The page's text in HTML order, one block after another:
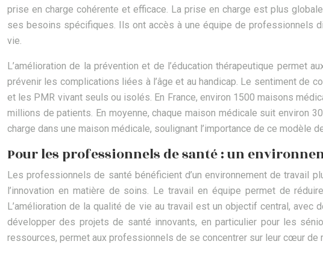
prise en charge cohérente et efficace. La prise en charge est plus
ses besoins spécifiques. Ils ont accès à une équipe de professionnels
vie.
L’amélioration de la prévention et de l’éducation thérapeutique permet
prévenir les complications liées à l’âge et au handicap. Le sentiment de
et les PMR vivant seuls ou isolés. En France, environ 1500 maisons
millions de patients. En moyenne, chaque maison médicale suit environ
charge dans une maison médicale, soulignant l’importance de ce modèle
Pour les professionnels de santé : un
Les professionnels de santé bénéficient d’un environnement de travail
l’innovation en matière de soins. Le travail en équipe permet de
L’amélioration de la qualité de vie au travail est un objectif central,
développer des projets de santé innovants, en particulier pour les
ressources, permet aux professionnels de se concentrer sur leur cœur de